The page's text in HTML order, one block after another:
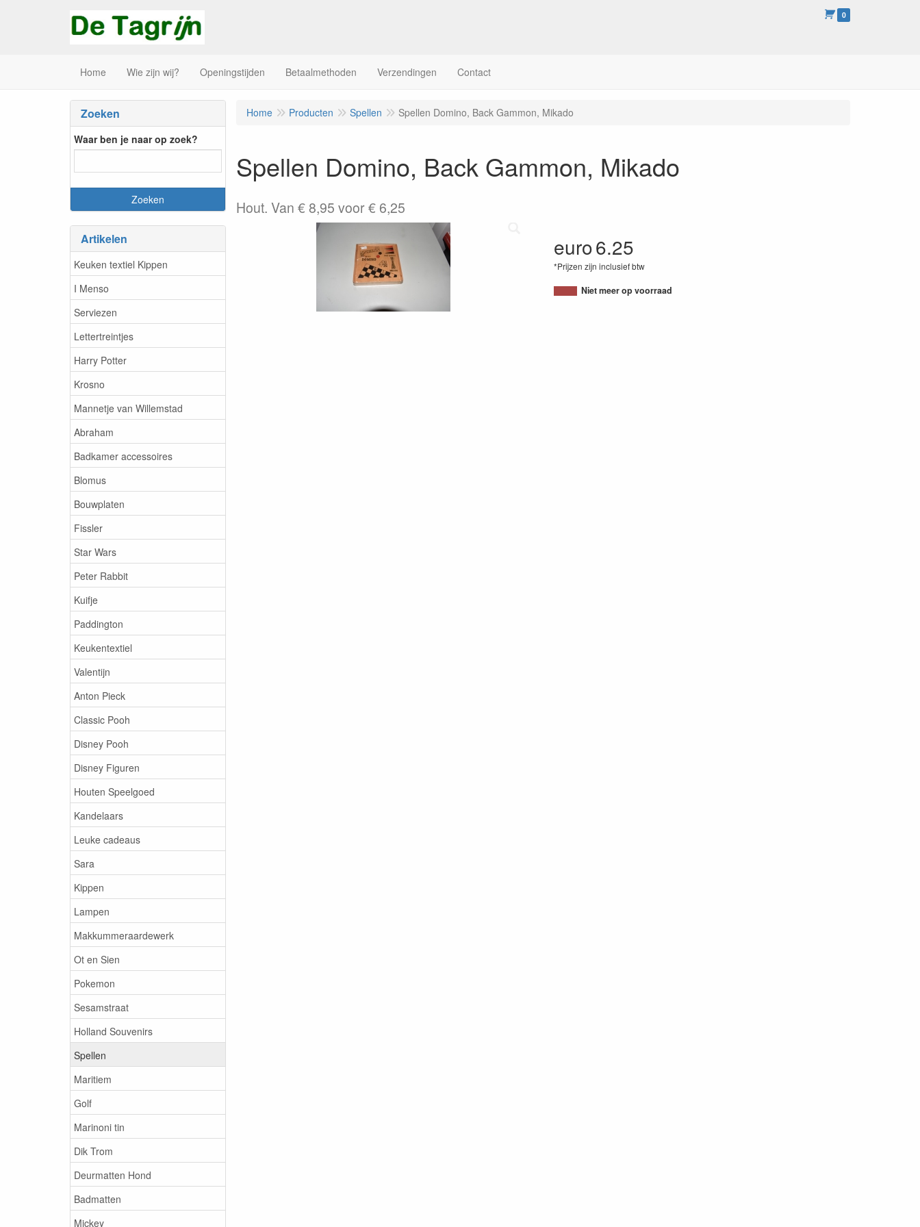
0
Home Wie zijn wij? Openingstijden Betaalmethoden Verzendingen Contact
Zoeken
Waar ben je naar op zoek?
Artikelen
Keuken textiel Kippen
I Menso
Serviezen
Lettertreintjes
Harry Potter
Krosno
Mannetje van Willemstad
Abraham
Badkamer accessoires
Blomus
Bouwplaten
Fissler
Star Wars
Peter Rabbit
Kuifje
Paddington
Keukentextiel
Valentijn
Anton Pieck
Classic Pooh
Disney Pooh
Disney Figuren
Houten Speelgoed
Kandelaars
Leuke cadeaus
Sara
Kippen
Lampen
Makkummeraardewerk
Ot en Sien
Pokemon
Sesamstraat
Holland Souvenirs
Spellen
Maritiem
Golf
Marinoni tin
Dik Trom
Deurmatten Hond
Badmatten
Mickey
Home Producten Spellen Spellen Domino, Back Gammon, Mikado
Spellen Domino, Back Gammon, Mikado
Hout. Van € 8,95 voor € 6,25
euro6.25
*Prijzen zijn inclusief btw
Niet meer op voorraad